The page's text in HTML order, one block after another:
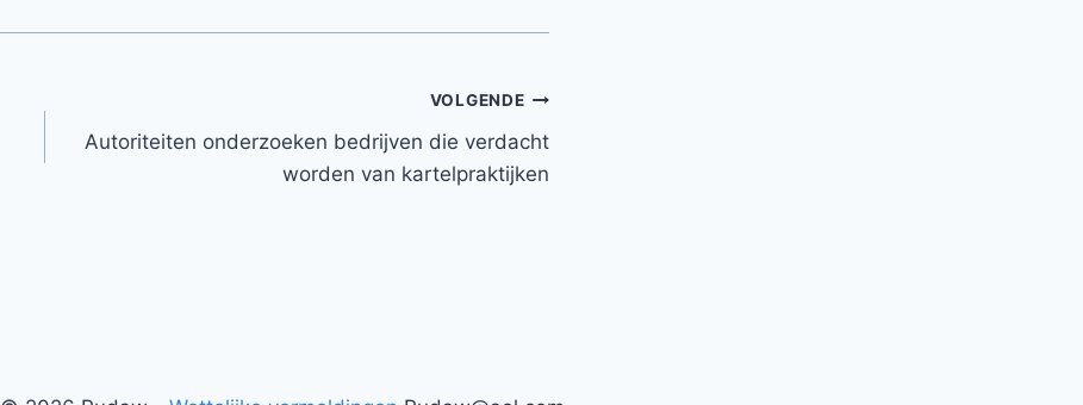
VOLGENDE
Autoriteiten onderzoeken bedrijven die verdacht
worden van kartelpraktijken